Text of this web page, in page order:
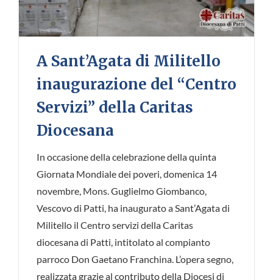
A Sant’Agata di Militello
inaugurazione del “Centro
Servizi” della Caritas
Diocesana
In occasione della celebrazione della quinta
Giornata Mondiale dei poveri, domenica 14
novembre, Mons. Guglielmo Giombanco,
Vescovo di Patti, ha inaugurato a Sant’Agata di
Militello il Centro servizi della Caritas
diocesana di Patti, intitolato al compianto
parroco Don Gaetano Franchina. L’opera segno,
realizzata grazie al contributo della Diocesi di